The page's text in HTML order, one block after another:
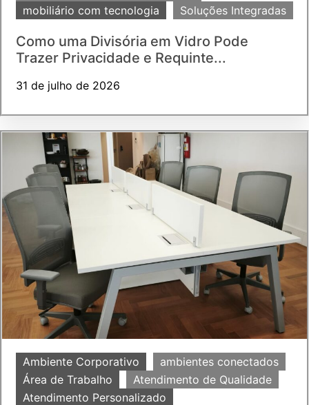
mobiliário com tecnologia
Soluções Integradas
Como uma Divisória em Vidro Pode
Trazer Privacidade e Requinte...
31 de julho de 2026
Ambiente Corporativo
ambientes conectados
Área de Trabalho
Atendimento de Qualidade
Atendimento Personalizado